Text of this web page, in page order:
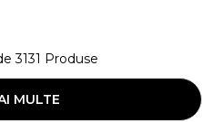
3131 Produse
MULTE